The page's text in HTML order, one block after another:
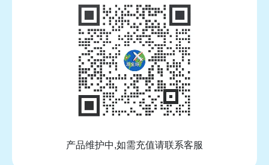
产品维护中,如需充值请联系客服